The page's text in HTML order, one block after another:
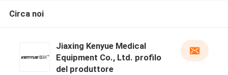
Circa noi
Jiaxing Kenyue Medical
Equipment Co., Ltd. profilo
del produttore